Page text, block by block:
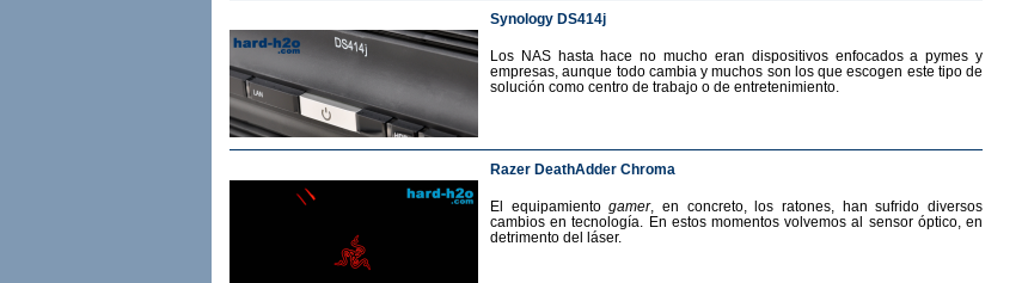
Synology DS414j
Los NAS hasta hace no mucho eran dispositivos enfocados a pymes y
empresas, aunque todo cambia y muchos son los que escogen este tipo de
solución como centro de trabajo o de entretenimiento.
Razer DeathAdder Chroma
El equipamientogamer, en concreto, los ratones, han sufrido diversos
cambios en tecnología. En estos momentos volvemos al sensor óptico, en
detrimento del láser.